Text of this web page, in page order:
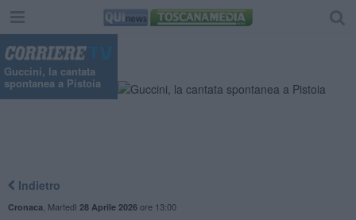
Guccini, la cantata
spontanea a Pistoia
Indietro
Cronaca Martedì 28 Aprile 2026ore 13:00